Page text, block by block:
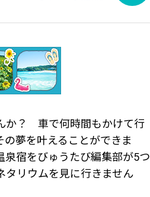
か？ 車で何時間もかけて行
夢を叶えることができま
泉宿をびゅうたび編集部が5つ
リウムを見に行きません